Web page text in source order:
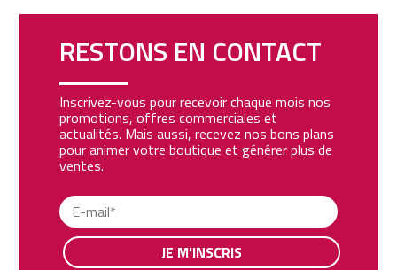
RESTONS EN CONTACT
Inscrivez-vous pour recevoir chaque mois nos
promotions, offres commerciales et
actualités. Mais aussi, recevez nos bons plans
pour animer votre boutique et générer plus de
ventes.
JE M'INSCRIS